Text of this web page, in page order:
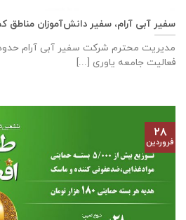
سفیر آبی آرام، سفیر دانش‌آموزان مناطق
فعالیت جامعه یاوری [...]
۲۸
فروردین